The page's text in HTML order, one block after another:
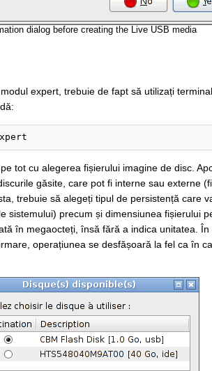
dialog before creating the Live USB media
expert, trebuie de fapt să utilizați
tot cu alegerea fișierului imagine de disc.
găsite, care pot fi interne sau externe
trebuie să alegeți tipul de persistență care
sistemului) precum și dimensiunea fișierului
în megaocteți, însă fără a indica unitatea. În
operațiunea se desfășoară la fel ca în